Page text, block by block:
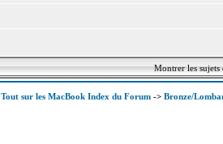
Montrer les
Tout sur les MacBook Index du Forum-> Bronze/